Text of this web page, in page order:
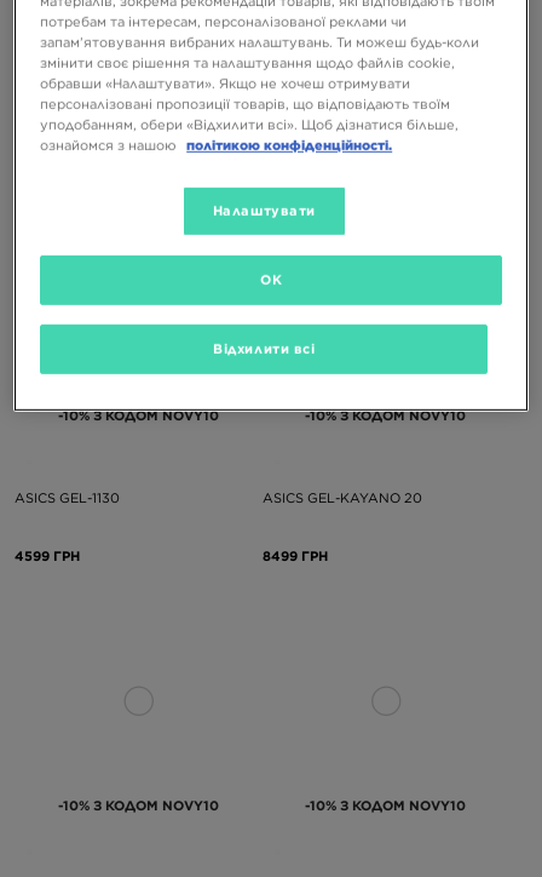
-10% З КОДОМ NOVY10
ASICS GEL-VENTX
-10% З КОДОМ NOVY10
ASICS GEL-NYC
-10% З КОДОМ NOVY10
ASICS GEL-1130
4599 ГРН
-10% З КОДОМ NOVY10
ASICS GEL-KAYANO 20
8499 ГРН
-10% З КОДОМ NOVY10 -10% З КОДОМ NOVY10
потребам та інтересам, персоналізованої реклами чи
запам’ятовування вибраних налаштувань. Ти можеш будь-коли
змінити своє рішення та налаштування щодо файлів cookie,
обравши «Налаштувати». Якщо не хочеш отримувати
персоналізовані пропозиції товарів, що відповідають твоїм
уподобанням, обери «Відхилити всі». Щоб дізнатися більше,
ознайомся з нашою
політикою конфіденційності.
Налаштувати
Відхилити всі
OK